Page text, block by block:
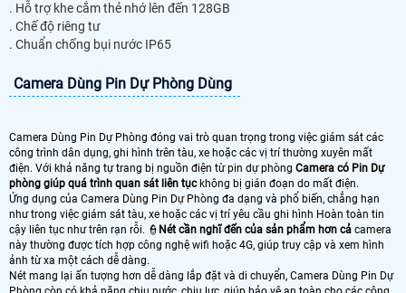
. Hỗ trợ khe cắm thẻ nhớ lên đến 128GB
. Chế độ riêng tư
. Chuẩn chống bụi nước IP65
Camera Dùng Pin Dự Phòng Dùng
Camera Dùng Pin Dự Phòng đóng vai trò quan trọng trong việc giám sát các
công trình dân dụng, ghi hình trên tàu, xe hoặc các vị trí thường xuyên mất
điện. Với khả năng tự trang bị nguồn điện từ pin dự phòng Camera có Pin Dự
phòng giúp quá trình quan sát liên tục không bị gián đoạn do mất điện.
Ứng dụng của Camera Dùng Pin Dự Phòng đa dạng và phổ biến, chẳng hạn
như trong việc giám sát tàu, xe hoặc các vị trí yêu cầu ghi hình Hoàn toàn tin
cậy liên tục như trên rạn rỗi. 👮 Nét cần nghĩ đến của sản phẩm hơn cả camera
này thường được tích hợp công nghệ wifi hoặc 4G, giúp truy cập và xem hình
ảnh từ xa một cách dễ dàng.
Nét mang lại ấn tượng hơn dễ dàng lắp đặt và di chuyển, Camera Dùng Pin Dự